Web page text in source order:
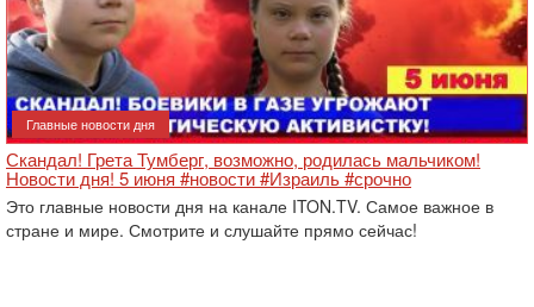
Главные новости дня
Скандал! Грета Тумберг, возможно, родилась мальчиком!
Новости дня! 5 июня #новости #Израиль #срочно
Это главные новости дня на канале ITON.TV. Самое важное в
стране и мире. Смотрите и слушайте прямо сейчас!